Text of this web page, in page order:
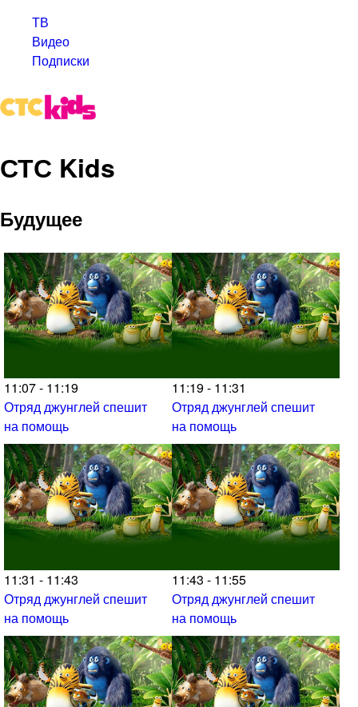
ТВ
Видео
Подписки
СТС Kids
Будущее
11:07 - 11:19
Отряд джунглей спешит
на помощь
11:19 - 11:31
Отряд джунглей спешит
на помощь
11:31 - 11:43
Отряд джунглей спешит
на помощь
11:43 - 11:55
Отряд джунглей спешит
на помощь